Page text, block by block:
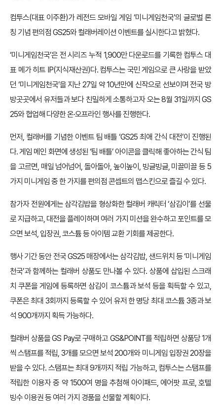
컴투스(대표 이주환)가 레전드 모바일 게임 ‘미니게임천국’의 글로벌 론
칭 기념 편의점 GS25와 컬래버레이션 이벤트를 실시한다고 밝혔다.
‘미니게임천국’은 전 시리즈 누적 1,900만 다운로드를 기록한 컴투스 대
표 메가 히트 IP(지식재산권)다. 컴투스는 국민 게임으로 큰 사랑을 받았
던 ‘미니게임천국’을 지난 27일 약 10년만에 신작으로 선보이며 전국 방
방곳곳에서 유저들과 보다 친밀하게 소통하고자 오는 8월 31일까지 GS
25와 협업해 다양한 온·오프라인 행사를 진행한다.
먼저, 컬래버를 기념한 이벤트 팀 배틀 ‘GS25 최애 간식 대전’이 진행된
다. 게임 메인 화면에 생성된 ‘팀 배틀’ 아이콘을 클릭해 좋아하는 간식 팀
을 고르면, 매일 넘어넘어, 돌아돌아, 높이높이, 빙글빙글, 미끌미끌 등 5
가지 미니게임 중 한 가지를 편의점 콘셉트의 맵스킨으로 즐길 수 있다.
참가자 전원에게는 삼각김밥을 형상화한 컬래버 캐릭터 ‘삼김이’를 선물
로 지급하고, 대전을 플레이하며 여러 가지 미션을 완수하고 포인트를 모
으면 보석, 입장권, 코스튬 등 아이템 교환 기회를 제공한다.
행사 기간 동안 전국 GS25 매장에서는 삼각김밥, 샌드위치 등 ‘미니게임
천국’과 함께하는 컬래버 상품도 만나볼 수 있다. 상품에 삽입된 스크래
치 쿠폰을 게임에 등록하면 삼김이 코스튬과 보석 등을 획득할 수 있고,
쿠폰은 최대 3회까지 등록할 수 있어 유저 한 명당 최대 코스튬 3종과 보
석 900개까지 획득 가능하다.
컬래버 상품을 GS Pay로 구매하고 GS&POINT를 적립하면 상품당 1개
씩 스탬프를 적립, 3개를 모으면 보석 200개와 미니게임 입장권 20장을
받을 수 있다. 스탬프는 최대 9개까지 적립 가능하고, 컴투스는 스탬프를
적립한 이용자 중 약 1500여 명을 추첨해 아이패드, 에어팟 프로, 호텔
빙수 이용권 등 여러 가지 경품을 선물할 계획이다.